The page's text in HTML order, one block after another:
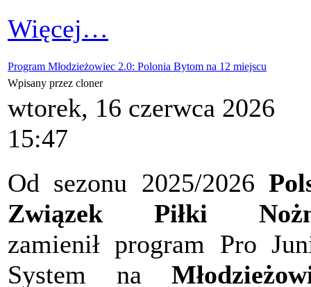
Więcej…
Program Młodzieżowiec 2.0: Polonia Bytom na 12 miejscu
Wpisany przez cloner
wtorek, 16 czerwca 2026
15:47
Od sezonu 2025/2026
Związek Piłki
zamienił program Pro
System na